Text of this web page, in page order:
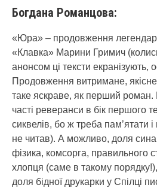
Богдана Романцова:
«Юра» – продовження
«Клавка» Марини Гримич
анонсом ці тексти екранізують,
Продовження витримане,
таке яскраве, як перший
часті реверанси в бік першого
сиквелів, бо ж треба пам’ятати
не читав). А можливо, доля сина
фізика, комсорга, правильного
хлопця (саме в такому
доля бідної друкарки у Спілці